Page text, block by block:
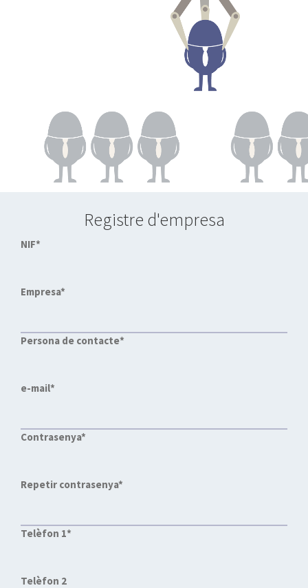
Registre d'empresa
NIF*
Empresa*
Persona de contacte*
e-mail*
Contrasenya*
Repetir contrasenya*
Telèfon 1*
Telèfon 2